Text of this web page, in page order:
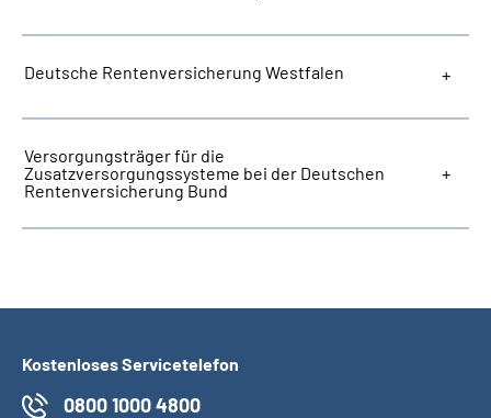
Deutsche Rentenversicherung Westfalen
Versorgungsträger für die
Zusatzversorgungssysteme bei der Deutschen
Rentenversicherung Bund
Kostenloses Servicetelefon
0800 1000 4800